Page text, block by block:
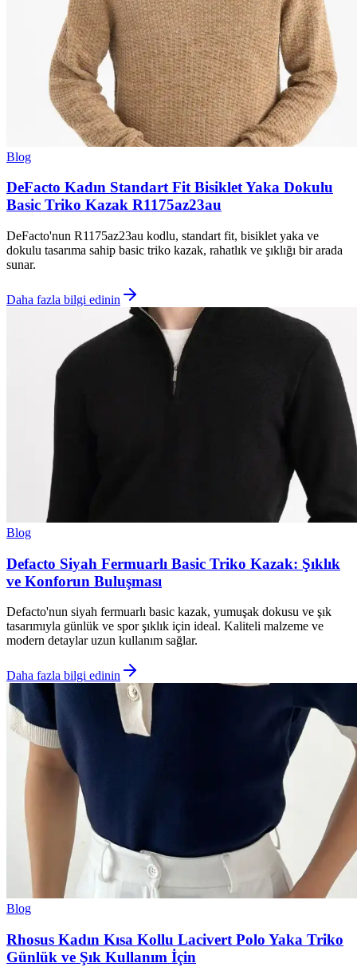
Blog
DeFacto Kadın Standart Fit Bisiklet Yaka Dokulu
Basic Triko Kazak R1175az23au
DeFacto'nun R1175az23au kodlu, standart fit, bisiklet yaka ve
dokulu tasarıma sahip basic triko kazak, rahatlık ve şıklığı bir arada
sunar.
Daha fazla bilgi edinin
Blog
Defacto Siyah Fermuarlı Basic Triko Kazak: Şıklık
ve Konforun Buluşması
Defacto'nun siyah fermuarlı basic kazak, yumuşak dokusu ve şık
tasarımıyla günlük ve spor şıklık için ideal. Kaliteli malzeme ve
modern detaylar uzun kullanım sağlar.
Daha fazla bilgi edinin
Blog
Rhosus Kadın Kısa Kollu Lacivert Polo Yaka Triko
Günlük ve Şık Kullanım İçin